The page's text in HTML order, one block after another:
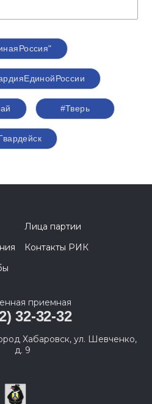
#Тверь
Лица партии
Контакты РИК
приемная
32-32-32
Хабаровск, ул. Шевченко,
д. 9